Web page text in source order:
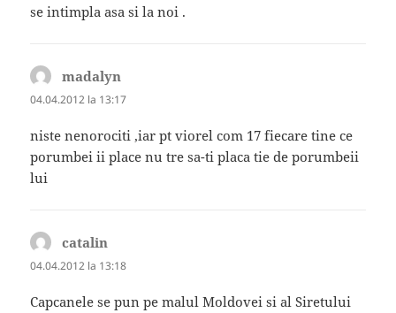
se intimpla asa si la noi .
madalyn
04.04.2012 la 13:17
niste nenorociti ,iar pt viorel com 17 fiecare tine ce
porumbei ii place nu tre sa-ti placa tie de porumbeii
lui
catalin
04.04.2012 la 13:18
Capcanele se pun pe malul Moldovei si al Siretului